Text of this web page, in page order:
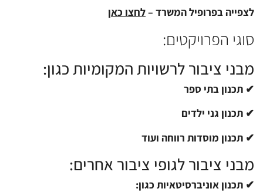
לצפייה בפרופיל המשרד –לחצו כאן
סוגי הפרויקטים:
מבני ציבור לרשויות המקומיות כגון:
✔ תכנון בתי ספר
✔ תכנון גני ילדים
✔ תכנון מוסדות רווחה ועוד
מבני ציבור לגופי ציבור אחרים:
✔ תכנון אוניברסיטאיות כגון: